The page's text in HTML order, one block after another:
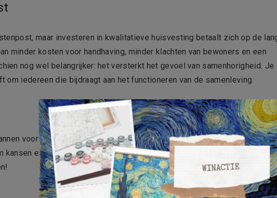
maar investeren in kwalitatieve huisvesting betaalt zich op de
minder kosten voor handhaving, minder klachten van bewoners en een
nog wel belangrijker: het versterkt het gevoel van samenhorigheid. Je
om iedereen die bijdraagt aan het functioneren van de samenleving.
voor huisvesting van arbeidsmigranten, denk dan verder dan de
kansen en om het bouwen van een sterke, veerkrachtige gemeenschap. En